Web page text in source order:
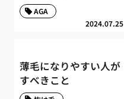
2024.07.25
AGA
薄毛になりやすい人が
すべきこと